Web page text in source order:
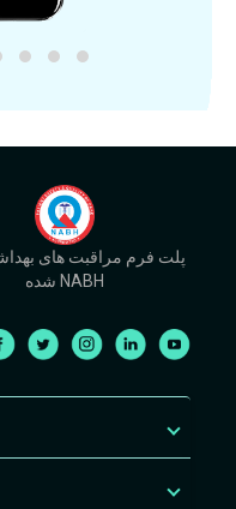
پلت فرم مراقبت های
شده NABH